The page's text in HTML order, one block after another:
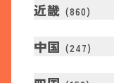
近畿 (860)
中国 (247)